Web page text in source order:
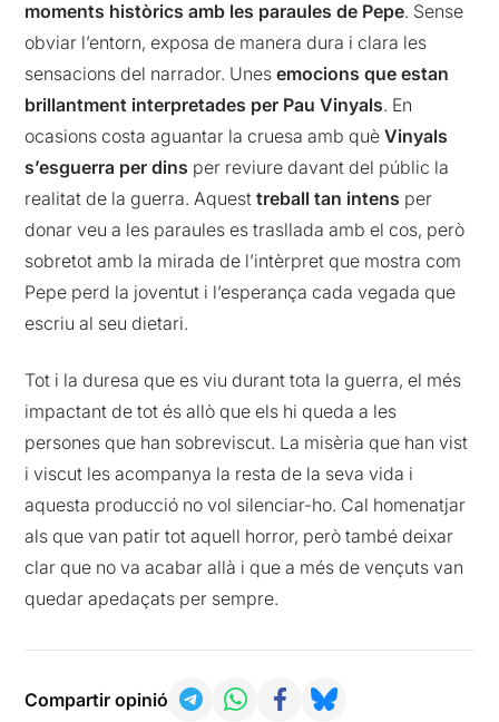
moments històrics amb les paraules de Pepe. Sense
obviar l’entorn, exposa de manera dura i clara les
sensacions del narrador. Unesemocions que estan
brillantment interpretades per Pau Vinyals. En
ocasions costa aguantar la cruesa amb quèVinyals
s’esguerra per dins per reviure davant del públic la
realitat de la guerra. Aquesttreball tan intens per
donar veu a les paraules es trasllada amb el cos, però
sobretot amb la mirada de l’intèrpret que mostra com
Pepe perd la joventut i l’esperança cada vegada que
escriu al seu dietari.
Tot i la duresa que es viu durant tota la guerra, el més
impactant de tot és allò que els hi queda a les
persones que han sobreviscut. La misèria que han vist
i viscut les acompanya la resta de la seva vida i
aquesta producció no vol silenciar-ho. Cal homenatjar
als que van patir tot aquell horror, però també deixar
clar que no va acabar allà i que a més de vençuts van
quedar apedaçats per sempre.
Compartir opinió